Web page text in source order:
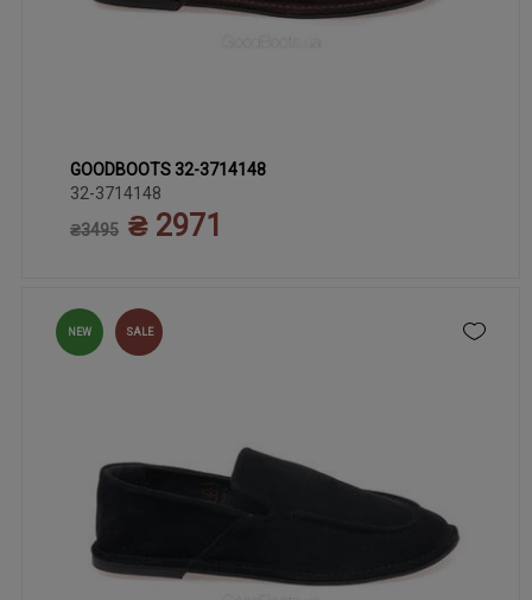
36 37 38 39 40
GOODBOOTS 32-3714148
32-3714148
₴3495 ₴ 2971
NEW SALE